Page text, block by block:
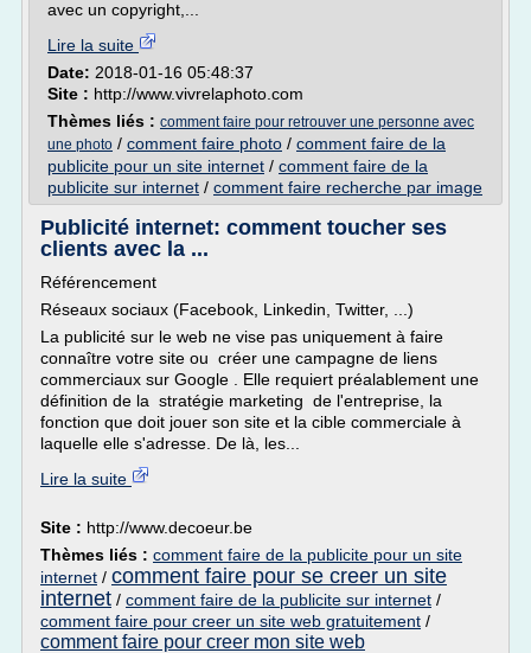
avec un copyright,...
Lire la suite
Date: 2018-01-16 05:48:37
Site : http://www.vivrelaphoto.com
Thèmes liés : comment faire pour retrouver une personne avec
une photo / comment faire photo / comment faire de la
publicite pour un site internet / comment faire de la
publicite sur internet / comment faire recherche par image
Publicité internet: comment toucher ses
clients avec la ...
Référencement
Réseaux sociaux (Facebook, Linkedin, Twitter, ...)
La publicité sur le web ne vise pas uniquement à faire
connaître votre site ou créer une campagne de liens
commerciaux sur Google . Elle requiert préalablement une
définition de la stratégie marketing de l'entreprise, la
fonction que doit jouer son site et la cible commerciale à
laquelle elle s'adresse. De là, les...
Lire la suite
Site : http://www.decoeur.be
Thèmes liés : comment faire de la publicite pour un site
internet / comment faire pour se creer un site
internet / comment faire de la publicite sur internet /
comment faire pour creer un site web gratuitement /
comment faire pour creer mon site web